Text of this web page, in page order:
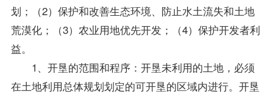
划；（2）保护和改善生态环境、防止水土流失和土地
荒漠化；（3）农业用地优先开发；（4）保护开发者利
益。
1、开垦的范围和程序：开垦未利用的土地，必须
在土地利用总体规划划定的可开垦的区域内进行。开垦